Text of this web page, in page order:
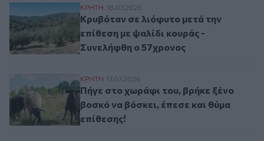
Κρυβόταν σε λιόφυτο μετά την επίθεση
ΚΡΗΤΗ 18.07.2026
Κρυβόταν σε λιόφυτο μετά την
επίθεση με ψαλίδι κουράς -
Συνελήφθη ο 57χρονος
Πήγε στο χωράφι του, βρήκε ξένο βοσκό
ΚΡΗΤΗ 17.07.2026
Πήγε στο χωράφι του, βρήκε ξένο
βοσκό να βόσκει, έπεσε και θύμα
επίθεσης!